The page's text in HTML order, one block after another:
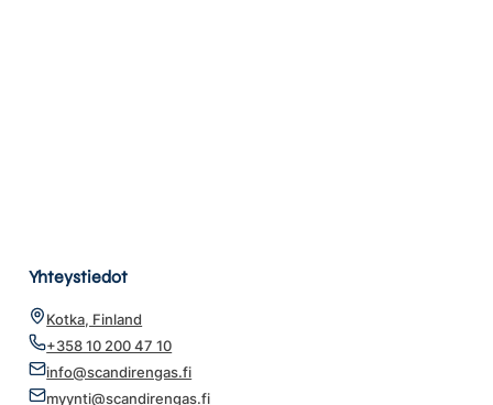
Yhteystiedot
Kotka, Finland
+358 10 200 47 10
info@scandirengas.fi
myynti@scandirengas.fi